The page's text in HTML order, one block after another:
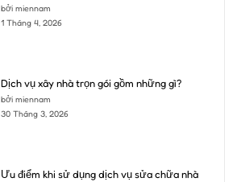
bởi miennam
1 Tháng 4, 2026
Dịch vụ xây nhà trọn gói gồm những gì?
bởi miennam
30 Tháng 3, 2026
Ưu điểm khi sử dụng dịch vụ sửa chữa nhà